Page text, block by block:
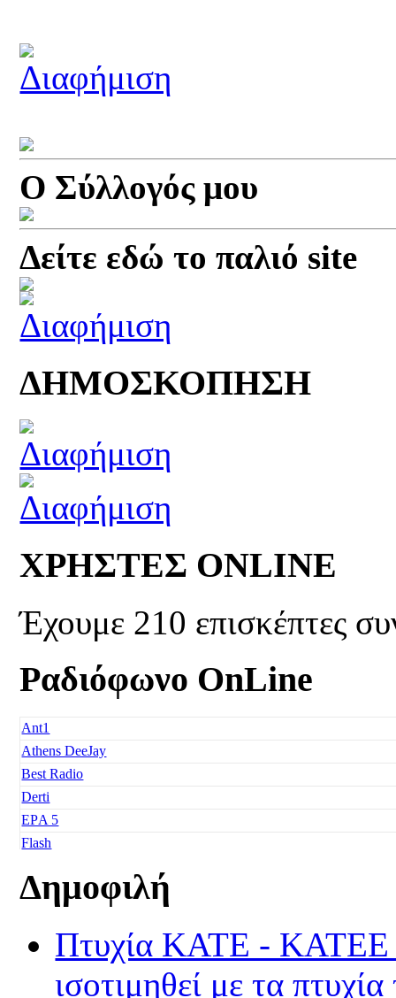
Ο Σύλλογός μου
Δείτε εδώ το παλιό site
ΔΗΜΟΣΚΟΠΗΣΗ
ΧΡΗΣΤΕΣ ONLINE
Έχουμε 210 επισκέπτες
Ραδιόφωνο OnLine
Ant1
Athens DeeJay
Best Radio
Derti
EΡA 5
Flash
Fresh Music
Galaxy 92
Happy Radio
Je t' aime
Kiss FM
Δημοφιλή
Πτυχία ΚΑΤΕ - ΚΑΤΕΕ
ισοτιμηθεί με τα